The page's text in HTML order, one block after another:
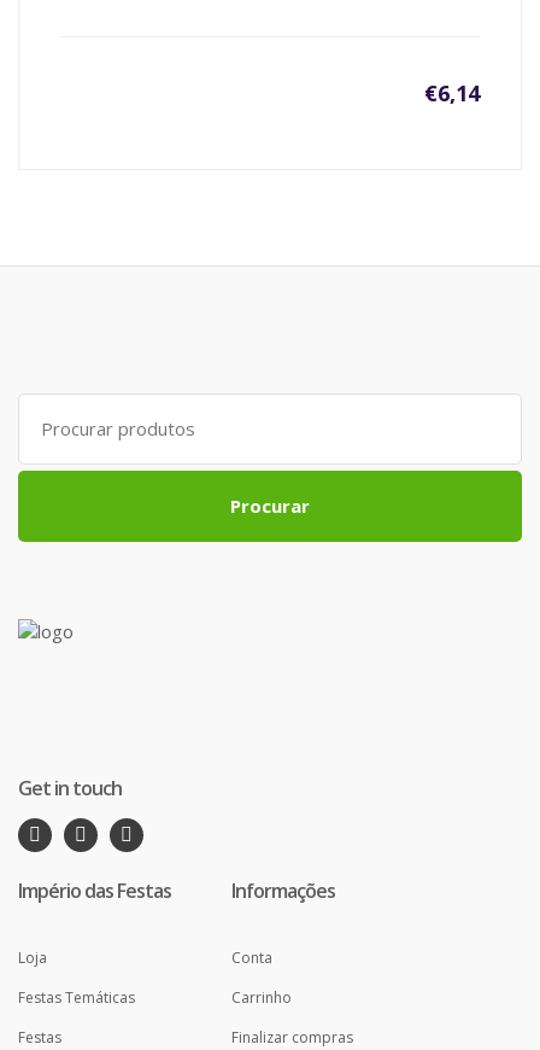
€6,14
Search
for:
Procurar
Get in touch
Império das Festas
Loja
Festas Temáticas
Festas
Informações
Conta
Carrinho
Finalizar compras